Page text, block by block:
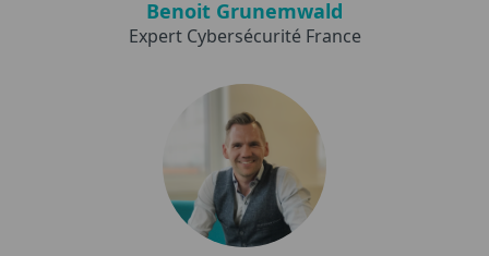
Benoit Grunemwald
Expert Cybersécurité France